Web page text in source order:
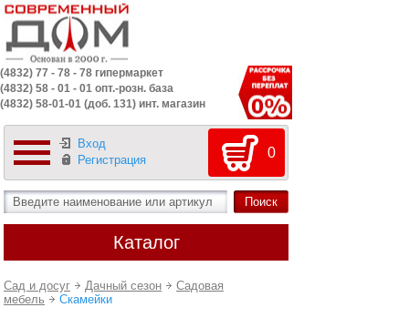
(4832) 77 - 78 - 78 гипермаркет
(4832) 58 - 01 - 01 опт.-розн. база
(4832) 58-01-01 (доб. 131) инт. магазин
Вход
Регистрация
0
Каталог
Сад и досуг Дачный сезон
Садовая
мебель
Скамейки